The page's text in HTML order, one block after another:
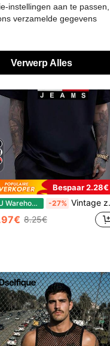
Bespaar 2.28€
EU Warehouse -27% Vintage zwart-wit-rood rechthoekig grafisch T-shirt, urban moderne stijl, casual top voor heren.
8.25€
instellingen aan te passen,
verzamelde gegevens
Verwerp Alles